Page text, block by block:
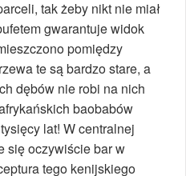
tak żeby nikt nie miał
gwarantuje widok
pomiędzy
te są bardzo stare, a
dębów nie robi na nich
baobabów
lat! W centralnej
się oczywiście bar w
tego kenijskiego